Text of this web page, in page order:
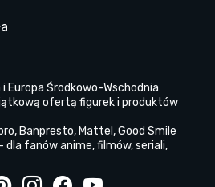
i Europa Środkowo-Wschodnia
ofertą figurek i produktów
Banpresto, Mattel, Good Smile
dla fanów anime, filmów, seriali,